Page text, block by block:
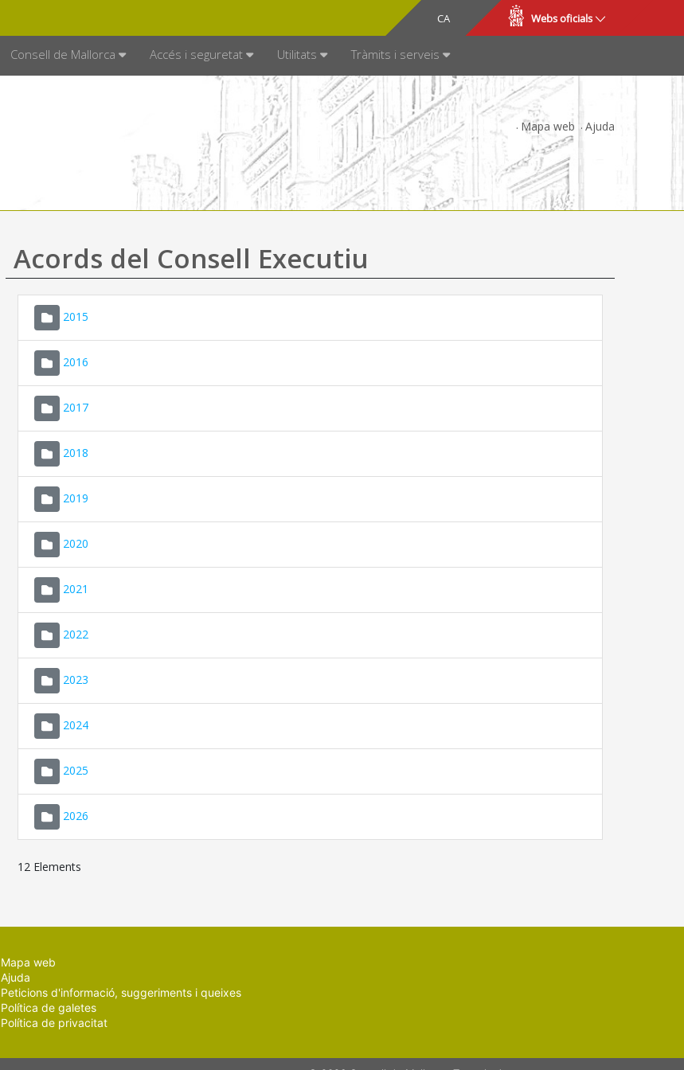
CA
ES Webs oficials
Consell de Mallorca Accés i seguretat Utilitats Tràmits i serveis
Mapa web Ajuda
Acords del Consell Executiu
2015
2016
2017
2018
2019
2020
2021
2022
2023
2024
2025
2026
12 Elements
Mapa web
Ajuda
Peticions d'informació, suggeriments i queixes
Política de galetes
Política de privacitat